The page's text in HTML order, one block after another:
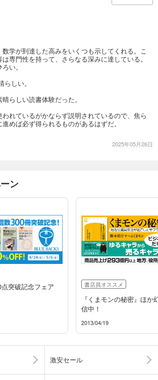
学が到達した高みをいくつも示してくれる。こ
専門性を持って、さらなる深みに達している。
い。
しい。
らしい読書体験だった。
れているがかならず説明されているので、焦ら
めば必ず得られるものがあるはずだ。
2025年05月26日
ン
突破記念フェア 書店員オススメ
『くまモンの秘密』ほか
信中！
2013/04/19
激安セール